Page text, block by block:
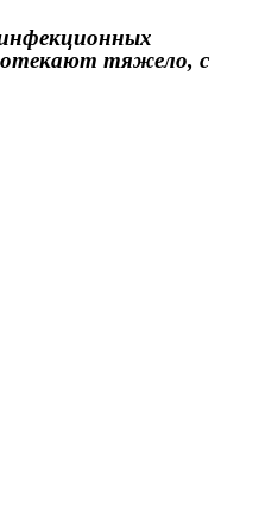
тяжело, с